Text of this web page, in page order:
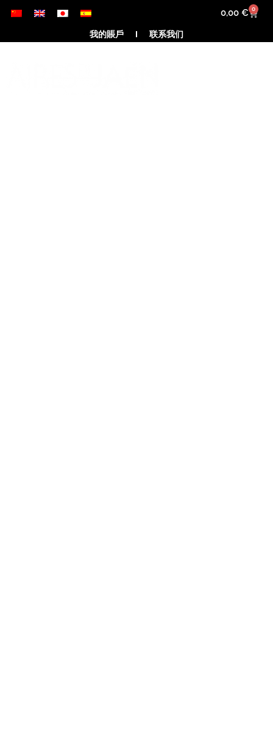
Skip
0,00 € 0
Cart
我的賬戶 联系我们